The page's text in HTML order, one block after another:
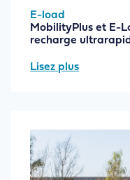
E-load
MobilityPlus et E-
recharge
Lisez plus